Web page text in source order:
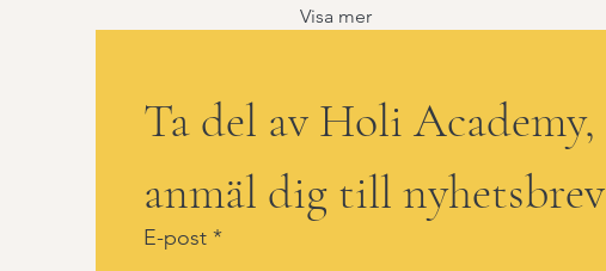
Visa mer
Ta del av Holi Academy,
anmäl dig till nyhetsbrev
E-post